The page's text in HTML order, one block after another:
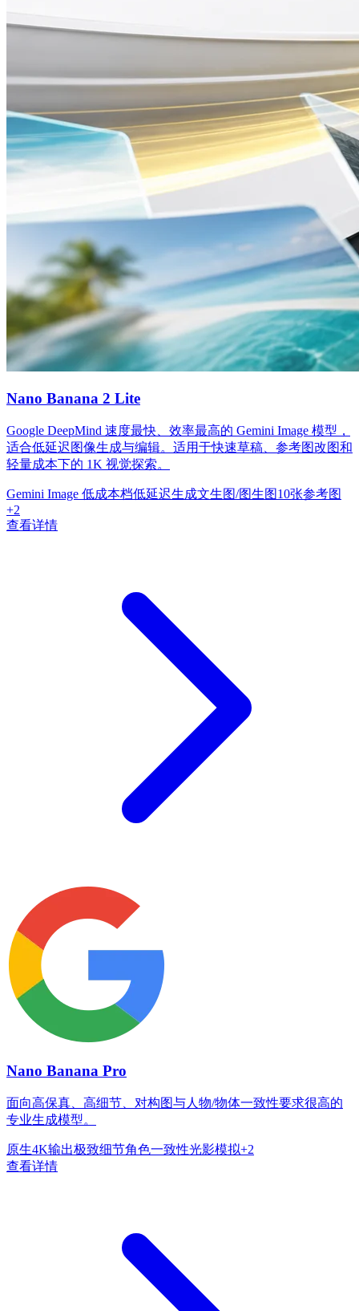
Nano Banana 2 Lite
Google DeepMind 速度最快、效率最高的 Gemini Image 模型，
适合低延迟图像生成与编辑。适用于快速草稿、参考图改图和
轻量成本下的 1K 视觉探索。
Gemini Image 低成本档低延迟生成文生图/图生图10张参考图
+2
查看详情
Nano Banana Pro
面向高保真、高细节、对构图与人物/物体一致性要求很高的
专业生成模型。
原生4K输出极致细节角色一致性光影模拟+2
查看详情